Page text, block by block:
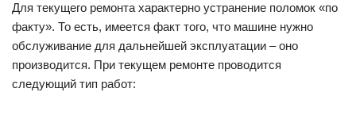
Для текущего ремонта характерно устранение поломок «по
факту». То есть, имеется факт того, что машине нужно
обслуживание для дальнейшей эксплуатации – оно
производится. При текущем ремонте проводится
следующий тип работ: